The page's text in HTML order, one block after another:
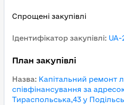
Спрощені закупівлі
Ідентифікатор закупівлі: UA-
План закупівлі
Назва: Капітальний ремонт
співфінансування за
Тираспольська,43 у